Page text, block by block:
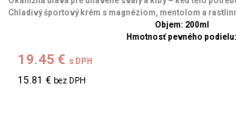
Chladivý športový krém s magnéziom, mentolom a
Objem: 200ml
Hmotnosť pevného podielu:
19.45 € s DPH
15.81 € bez DPH